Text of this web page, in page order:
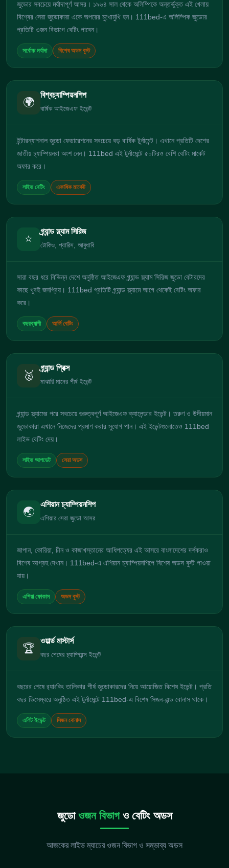
জুডোর সবচেয়ে মর্যাদাপূর্ণ আসর। ১৯৬৪ সাল থেকে অলিম্পিকে অন্তর্ভুক্ত এই খেলায়
বিশ্বের সেরা জুডোকারা একে অপরের মুখোমুখি হন। 111bed-এ অলিম্পিক জুডোর
প্রতিটি ওজন বিভাগে বেটিং পাবেন।
সর্বোচ্চ মর্যাদা বিশেষ অডস বুস্ট
🌍
বিশ্বচ্যাম্পিয়নশিপ
বার্ষিক আইজেএফ ইভেন্ট
ইন্টারন্যাশনাল জুডো ফেডারেশনের সবচেয়ে বড় বার্ষিক টুর্নামেন্ট। এখানে প্রতিটি দেশের
জাতীয় চ্যাম্পিয়নরা অংশ নেন। 111bed এই টুর্নামেন্টে ৫০টিরও বেশি বেটিং মার্কেট
অফার করে।
লাইভ বেটিং একাধিক মার্কেট
⭐
গ্র্যান্ড স্ল্যাম সিরিজ
টোকিও, প্যারিস, আবুধাবি
সারা বছর ধরে বিভিন্ন দেশে অনুষ্ঠিত আইজেএফ গ্র্যান্ড স্ল্যাম সিরিজ জুডো বেটারদের
কাছে খুবই জনপ্রিয়। 111bed প্রতিটি গ্র্যান্ড স্ল্যামে আগে থেকেই বেটিং অফার
করে।
বছরব্যাপী আর্লি বেটিং
🥈
গ্র্যান্ড প্রিক্স
মাঝারি মানের শীর্ষ ইভেন্ট
গ্র্যান্ড স্ল্যামের পরে সবচেয়ে গুরুত্বপূর্ণ আইজেএফ ক্যালেন্ডার ইভেন্ট। তরুণ ও উদীয়মান
জুডোকারা এখানে নিজেদের প্রমাণ করার সুযোগ পান। এই ইভেন্টগুলোতেও 111bed
লাইভ বেটিং দেয়।
লাইভ আপডেট সেরা অডস
🌏
এশিয়ান চ্যাম্পিয়নশিপ
এশিয়ার সেরা জুডো আসর
জাপান, কোরিয়া, চীন ও কাজাখস্তানের আধিপত্যের এই আসরে বাংলাদেশের দর্শকরাও
বিশেষ আগ্রহ দেখান। 111bed-এ এশিয়ান চ্যাম্পিয়নশিপে বিশেষ অডস বুস্ট পাওয়া
যায়।
এশিয়া ফোকাস অডস বুস্ট
🏆
ওয়ার্ল্ড মাস্টার্স
বছর শেষের চ্যাম্পিয়ন্স ইভেন্ট
বছরের শেষে র‍্যাংকিং তালিকার শীর্ষ জুডোকারদের নিয়ে আয়োজিত বিশেষ ইভেন্ট। প্রতি
বছর ডিসেম্বরে অনুষ্ঠিত এই টুর্নামেন্টে 111bed-এ বিশেষ সিজন-এন্ড বোনাস থাকে।
এলিট ইভেন্ট সিজন বোনাস
জুডোওজন বিভাগও বেটিং অডস
আজকের লাইভ ম্যাচের ওজন বিভাগ ও সম্ভাব্য অডস